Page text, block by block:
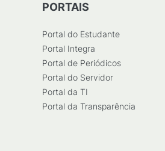
PORTAIS
Portal do Estudante
Portal Integra
Portal de Periódicos
Portal do Servidor
Portal da TI
Portal da Transparência